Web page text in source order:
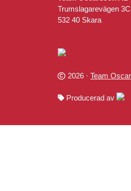
Trumslagarevägen 3C
532 40 Skara
2026 · Team
Producerad av